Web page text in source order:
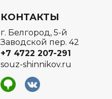
КОНТАКТЫ
г. Белгород, 5-й
Заводской пер. 42
+7 4722 207-291
souz-shinnikov.ru